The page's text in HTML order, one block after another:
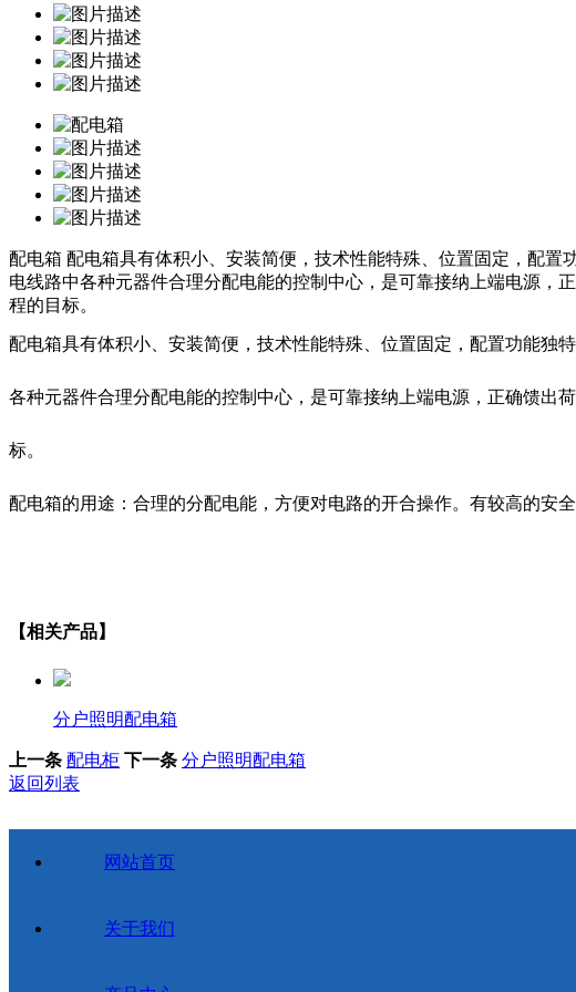
配电箱 配电箱具有体积小、安装简便，技术性能特殊、位置固定，配
电线路中各种元器件合理分配电能的控制中心，是可靠接纳上端电源，
程的目标。
配电箱具有体积小、安装简便，技术性能特殊、位置固定，配置功能独
各种元器件合理分配电能的控制中心，是可靠接纳上端电源，正确馈出
标。
配电箱的用途：合理的分配电能，方便对电路的开合操作。有较高的安
【相关产品】
分户照明配电箱
上一条 配电柜 下一条 分户照明配电箱
返回列表
网站首页
关于我们